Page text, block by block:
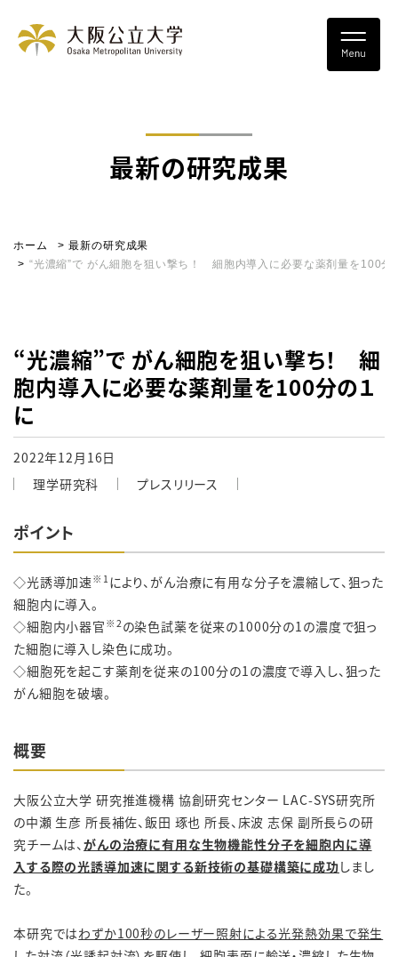
最新の研究成果
ホーム
最新の研究成果
“光濃縮”で がん細胞を狙い撃ち！ 細胞内導入に必要な薬剤量を100分
“光濃縮”で がん細胞を狙い撃ち！ 細
胞内導入に必要な薬剤量を100分の１
に
2022年12月16日
理学研究科
プレスリリース
ポイント
◇光誘導加速※1 により、がん治療に有用な分子を濃縮して、狙った
細胞内に導入。
◇細胞内小器官 ※2 の染色試薬を従来の1000分の1の濃度で狙っ
た細胞に導入し染色に成功。
◇細胞死を起こす薬剤を従来の100分の1の濃度で導入し、狙った
がん細胞を破壊。
概要
大阪公立大学 研究推進機構 協創研究センター LAC-SYS研究所
の中瀬 生彦 所長補佐、飯田 琢也 所長、床波 志保 副所長らの研
究チームは、がんの治療に有用な生物機能性分子を細胞内に導
入する際の光誘導加速に関する新技術の基礎構築に成功しまし
た。
本研究ではわずか100秒のレーザー照射による光発熱効果で発生